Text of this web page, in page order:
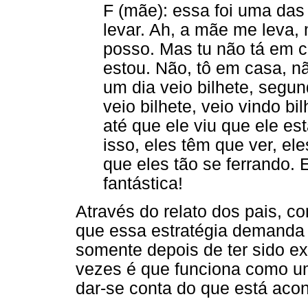
F (mãe): essa foi uma
levar. Ah, a mãe me leva,
posso. Mas tu não tá em
estou. Não, tô em casa,
um dia veio bilhete,
veio bilhete, veio vindo
até que ele viu que ele
isso, eles têm que ver,
que eles tão se ferrando.
fantástica!
Através do relato dos pais,
que essa estratégia
somente depois de ter sido
vezes é que funciona como
dar-se conta do que está